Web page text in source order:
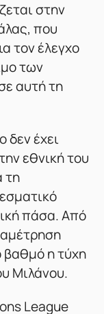
στην
που
τον έλεγχο
των
αυτή τη
δεν έχει
εθνική του
τη
πάσα. Από
βαθμό η τύχη
Μιλάνου.
League